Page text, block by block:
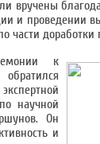
вручены
и проведении
части доработки
к
научной
Он
и